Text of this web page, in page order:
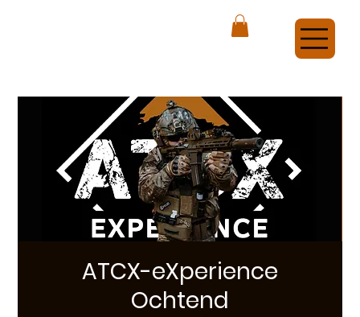
ATCX-eXperience
Ochtend